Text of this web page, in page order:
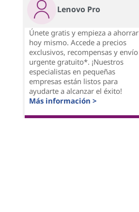
Lenovo Pro
Únete gratis y empieza a ahorrar
hoy mismo. Accede a precios
exclusivos, recompensas y envío
urgente gratuito*. ¡Nuestros
especialistas en pequeñas
empresas están listos para
ayudarte a alcanzar el éxito!
Más información >